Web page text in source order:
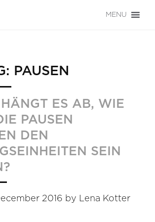
MENU
PAUSEN
ES AB, WIE
PAUSEN
DEN
SEIN
2016 by Lena Kotter